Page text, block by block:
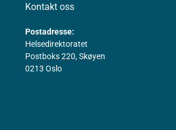
Kontakt oss
Postadresse:
Helsedirektoratet
Postboks 220, Skøyen
0213 Oslo